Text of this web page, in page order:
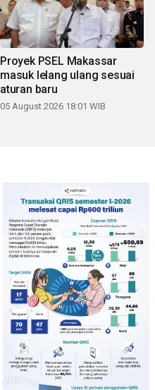
Proyek PSEL Makassar
masuk lelang ulang sesuai
aturan baru
05 August 2026 18:01 WIB